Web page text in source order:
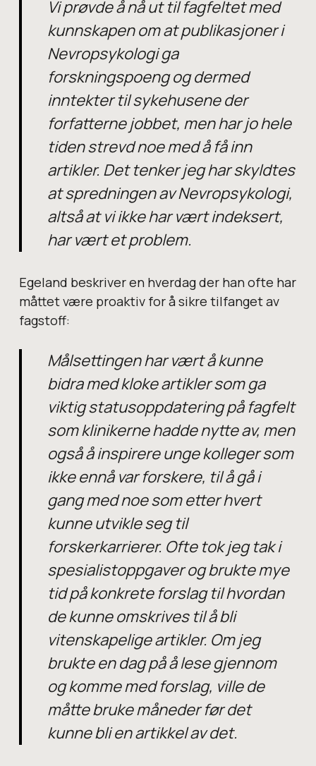
Vi prøvde å nå ut til fagfeltet med
kunnskapen om at publikasjoner i
Nevropsykologi ga
forskningspoeng og dermed
inntekter til sykehusene der
forfatterne jobbet, men har jo hele
tiden strevd noe med å få inn
artikler. Det tenker jeg har skyldtes
at spredningen av Nevropsykologi,
altså at vi ikke har vært indeksert,
har vært et problem.
Egeland beskriver en hverdag der han ofte har
måttet være proaktiv for å sikre tilfanget av
fagstoff:
Målsettingen har vært å kunne
bidra med kloke artikler som ga
viktig statusoppdatering på fagfelt
som klinikerne hadde nytte av, men
også å inspirere unge kolleger som
ikke ennå var forskere, til å gå i
gang med noe som etter hvert
kunne utvikle seg til
forskerkarrierer. Ofte tok jeg tak i
spesialistoppgaver og brukte mye
tid på konkrete forslag til hvordan
de kunne omskrives til å bli
vitenskapelige artikler. Om jeg
brukte en dag på å lese gjennom
og komme med forslag, ville de
måtte bruke måneder før det
kunne bli en artikkel av det.